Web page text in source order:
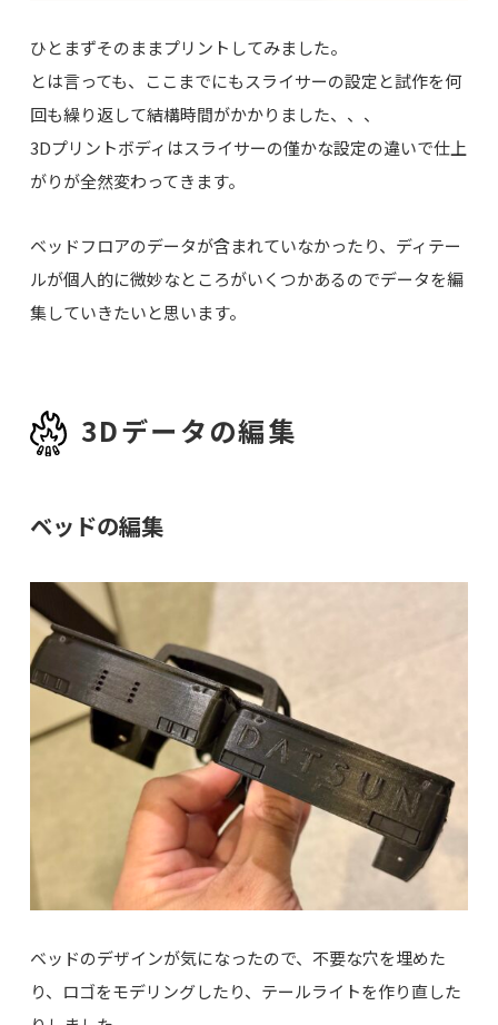
ひとまずそのままプリントしてみました。
とは言っても、ここまでにもスライサーの設定と試作を何
回も繰り返して結構時間がかかりました、、、
3Dプリントボディはスライサーの僅かな設定の違いで仕上
がりが全然変わってきます。
ベッドフロアのデータが含まれていなかったり、ディテー
ルが個人的に微妙なところがいくつかあるのでデータを編
集していきたいと思います。
3Dデータの編集
ベッドの編集
ベッドのデザインが気になったので、不要な穴を埋めた
り、ロゴをモデリングしたり、テールライトを作り直した